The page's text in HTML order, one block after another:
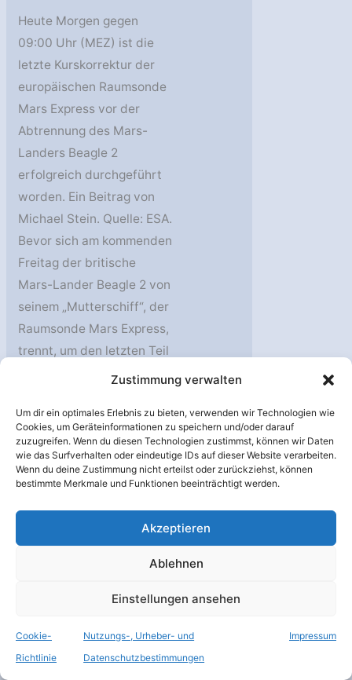
Zustimmung verwalten
Um dir ein optimales Erlebnis zu bieten, verwenden wir Technologien wie
Cookies, um Geräteinformationen zu speichern und/oder darauf
zuzugreifen. Wenn du diesen Technologien zustimmst, können wir Daten
wie das Surfverhalten oder eindeutige IDs auf dieser Website verarbeiten.
Wenn du deine Zustimmung nicht erteilst oder zurückziehst, können
bestimmte Merkmale und Funktionen beeinträchtigt werden.
Akzeptieren
Ablehnen
Einstellungen ansehen
Cookie-
Richtlinie
Nutzungs-, Urheber- und
Datenschutzbestimmungen
Impressum
Heute Morgen gegen
09:00 Uhr (MEZ) ist die
letzte Kurskorrektur der
europäischen Raumsonde
Mars Express vor der
Abtrennung des Mars-
Landers Beagle 2
erfolgreich durchgeführt
worden. Ein Beitrag von
Michael Stein. Quelle: ESA.
Bevor sich am kommenden
Freitag der britische
Mars-Lander Beagle 2 von
seinem „Mutterschiff“, der
Raumsonde Mars Express,
trennt, um den letzten Teil
seiner Reise zum
Mars
Express:
Lander-
Abtrennung
Weiterlesen »
Dez.
2003
Mars Express: Am
Ende der Reise